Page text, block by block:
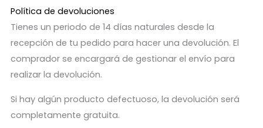
Política de devoluciones
Tienes un periodo de 14 días naturales desde la
recepción de tu pedido para hacer una devolución. El
comprador se encargará de gestionar el envío para
realizar la devolución.
Si hay algún producto defectuoso, la devolución será
completamente gratuita.